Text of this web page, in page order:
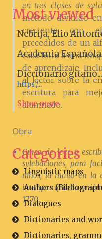
en tres clases de
método dividido
creciente, con
precedidos de un
cada letra a una
de aprendizaje.
al lector sobre la
escritura para
alumnado.
Obra
Curso de leer, y
sylabaciones, para
niños, la mano en la
inteligencia de la unión
1770.
Most viewed
Nebrija, Elio
Academia Española
Diccionario
https:/...
Show more
Categories
Linguistic maps
Authors
Dialogues
Dictionaries and
Dictionaries,